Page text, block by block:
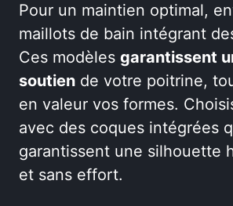
Pour un maintien optimal,
maillots de bain intégrant
Ces modèles garantissent
soutien de votre poitrine,
en valeur vos formes.
avec des coques intégrées
garantissent une silhouette
et sans effort.